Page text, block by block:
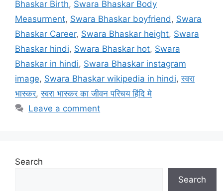
Bhaskar Birth, Swara Bhaskar Body
Measurment, Swara Bhaskar boyfriend, Swara
Bhaskar Career, Swara Bhaskar height, Swara
Bhaskar hindi, Swara Bhaskar hot, Swara
Bhaskar in hindi, Swara Bhaskar instagram
image, Swara Bhaskar wikipedia in hindi,स्वरा
भास्कर,स्वरा भास्कर का जीवन परिचय हिंदि मे
Leave a comment
Search
Search